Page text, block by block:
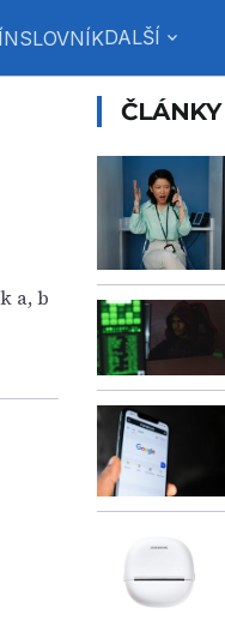
SLOVNÍKDALŠÍ expand_more
a, b
ČLÁNKY